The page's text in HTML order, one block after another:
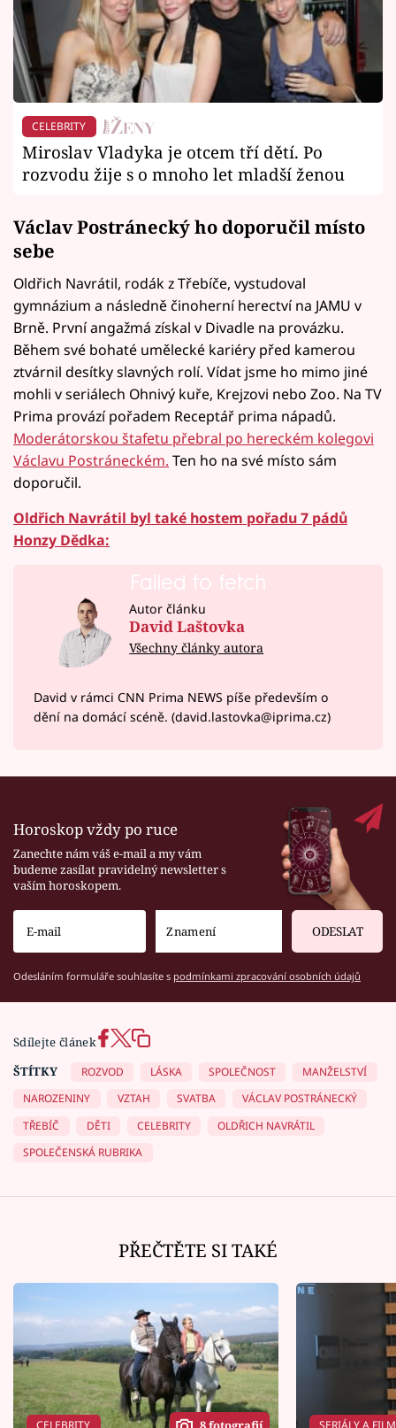
CELEBRITY
Miroslav Vladyka je otcem tří dětí. Po
rozvodu žije s o mnoho let mladší ženou
Václav Postránecký ho doporučil místo
sebe
Oldřich Navrátil, rodák z Třebíče, vystudoval
gymnázium a následně činoherní herectví na JAMU v
Brně. První angažmá získal v Divadle na provázku.
Během své bohaté umělecké kariéry před kamerou
ztvárnil desítky slavných rolí. Vídat jsme ho mimo jiné
mohli v seriálech Ohnivý kuře, Krejzovi nebo Zoo. Na TV
Prima provází pořadem Receptář prima nápadů.
Moderátorskou štafetu přebral po hereckém kolegovi
Václavu Postráneckém. Ten ho na své místo sám
doporučil.
Oldřich Navrátil byl také hostem pořadu 7 pádů
Honzy Dědka:
Failed to fetch
Autor článku
David Laštovka
Všechny články autora
David v rámci CNN Prima NEWS píše především o
dění na domácí scéně. (david.lastovka@iprima.cz)
Horoskop vždy po ruce
Zanechte nám váš e-mail a my vám
budeme zasílat pravidelný newsletter s
vaším horoskopem.
ODESLAT
Odesláním formuláře souhlasíte s podmínkami zpracování osobních údajů
Sdílejte článek
ŠTÍTKY
ROZVOD LÁSKA SPOLEČNOST
MANŽELSTVÍ
NAROZENINY
VZTAH SVATBA
VÁCLAV POSTRÁNECKÝ
TŘEBÍČ
DĚTI CELEBRITY
OLDŘICH NAVRÁTIL
SPOLEČENSKÁ RUBRIKA
PŘEČTĚTE SI TAKÉ